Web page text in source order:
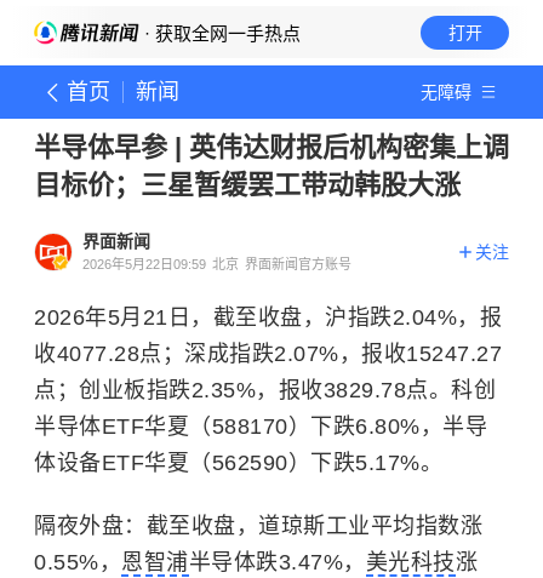
· 获取全网一手热点 打开
首页 新闻 无障碍
半导体早参 | 英伟达财报后机构密集上调
目标价；三星暂缓罢工带动韩股大涨
界面新闻
2026年5月22日09:59 北京 界面新闻官方账号
关注
2026年5月21日，截至收盘，沪指跌2.04%，报
收4077.28点；深成指跌2.07%，报收15247.27
点；创业板指跌2.35%，报收3829.78点。科创
半导体ETF华夏（588170）下跌6.80%，半导
体设备ETF华夏（562590）下跌5.17%。
隔夜外盘：截至收盘，道琼斯工业平均指数涨
0.55%， 恩智浦半导体跌3.47%， 美光科技涨